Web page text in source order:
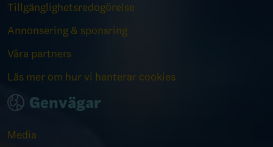
Tillgänglighetsredogörelse
Annonsering & sponsring
Våra partners
Läs mer om hur vi hanterar cookies
Genvägar
Media